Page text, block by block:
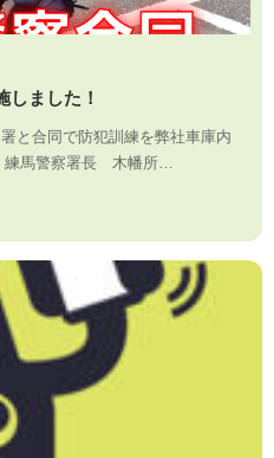
しました！
と合同で防犯訓練を弊社車庫内
練馬警察署長 木幡所…